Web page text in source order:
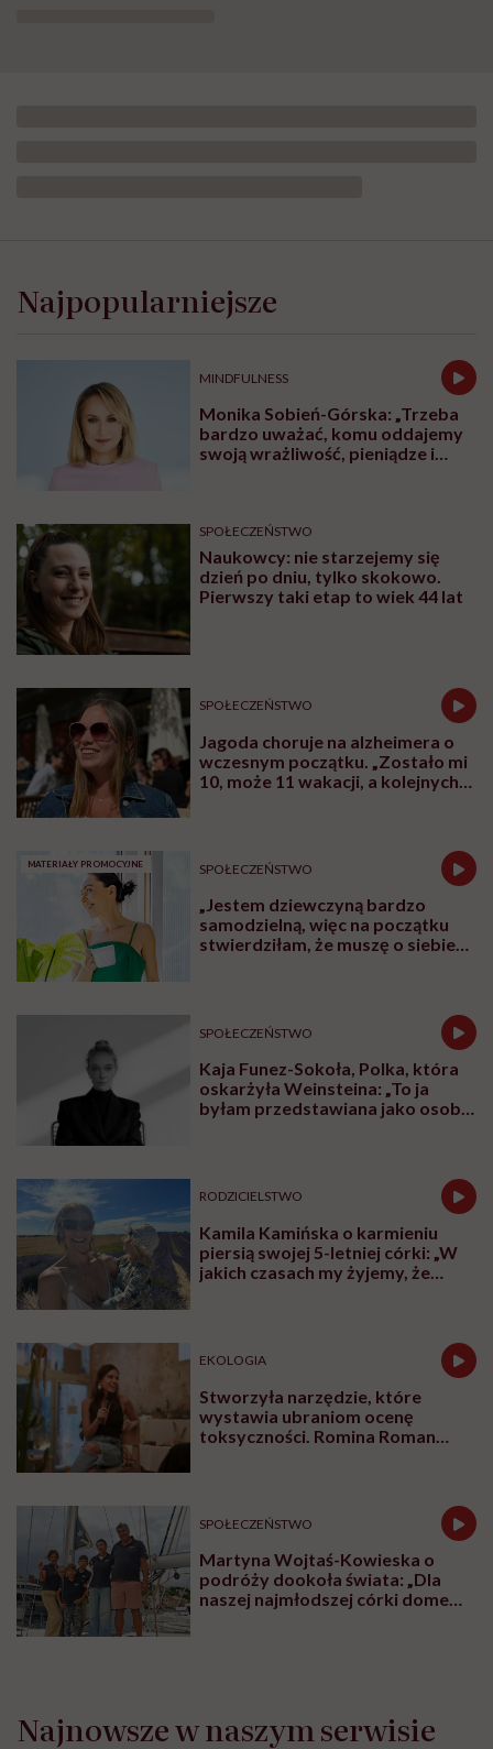
Czy obecność rodziców przy
hospitalizowanych dzieciach naprawdę
odpowiedź świata nauki jest jednoznaczna:
tak. Opieka skoncentrowana na rodzinie nie
jest dodatkiem do terapii, ale jej integralną
częścią.
Posłuchaj
Wysłuchasz w 65 min
W rozmowie z Karoliną Wierzbińską Katarzyna
Rodziewicz, prezeska Fundacji Dom Ronalda
McDonalda Polska opowiada o tym, dlaczego dzieci,
przy których są rodzice, zdrowieją szybciej i lepiej
szpitalach, o potrzebie bliskości, komunikacji i o tym,
dlaczego rodzic nie może czuć się tam jak intruz.
Posłuchaj
Posłuchaj nas również na:
YouTube
Spotify
To również rozmowa o bardzo konkretnych
rozwiązaniach, które zmieniają polskie szpitale:
Domach Ronalda McDonalda, pokojach rodzinnych i
tysiącach łóżek dla rodziców, dzięki którym opieka nad
dziecko, wsparcia potrzebuje cała rodzina.
Redaktorka naczelna #Wykładowczyni
#Aktywistka. Sprawia, że pewne rzeczy się